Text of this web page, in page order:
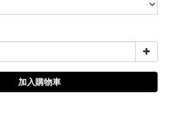
加入購物車